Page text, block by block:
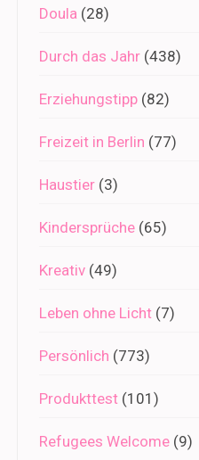
Doula (28)
Durch das Jahr (438)
Erziehungstipp (82)
Freizeit in Berlin (77)
Haustier (3)
Kindersprüche (65)
Kreativ (49)
Leben ohne Licht (7)
Persönlich (773)
Produkttest (101)
Refugees Welcome (9)